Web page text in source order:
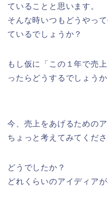
ていることと思います。
そんな時いつもどうやっ
ているでしょうか？
もし仮に「この１年で売
ったらどうするでしょう
今、売上をあげるための
ちょっと考えてみてくださ
どうでしたか？
どれくらいのアイディア